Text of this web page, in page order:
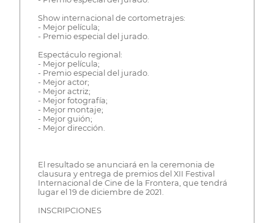
Show internacional de cortometrajes:
- Mejor película;
- Premio especial del jurado.
Espectáculo regional:
- Mejor película;
- Premio especial del jurado.
- Mejor actor;
- Mejor actriz;
- Mejor fotografía;
- Mejor montaje;
- Mejor guión;
- Mejor dirección.
El resultado se anunciará en la ceremonia de
clausura y entrega de premios del XII Festival
Internacional de Cine de la Frontera, que tendrá
lugar el 19 de diciembre de 2021.
INSCRIPCIONES